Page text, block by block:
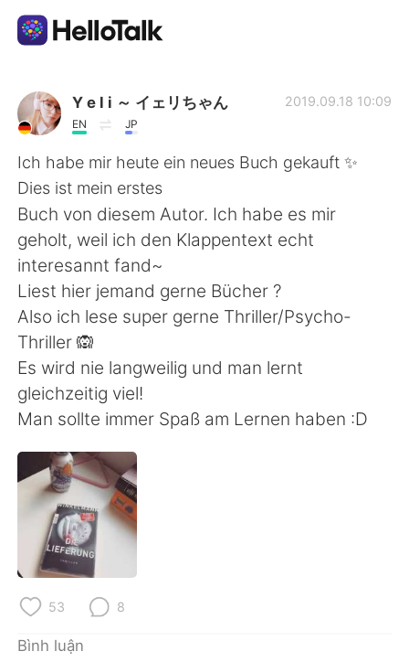
Ứng dụng trao đổi ngôn ngữ
AI Grammar Checker
Tiếng Việt
English
繁體中文 Español
العربية Français
Deutsch 日本語
한국어
ไทย
Italiano
Português
Y e l i ～ イェリちゃん
EN JP
2019.09.18 10:09
Ich habe mir heute ein neues Buch gekauft ✨
Dies ist mein erstes
Buch von diesem Autor. Ich habe es mir
geholt, weil ich den Klappentext echt
interesannt fand~
Liest hier jemand gerne Bücher ?
Also ich lese super gerne Thriller/Psycho-
Thriller 🙉
Es wird nie langweilig und man lernt
gleichzeitig viel!
Man sollte immer Spaß am Lernen haben :D
53 8
Bình luận